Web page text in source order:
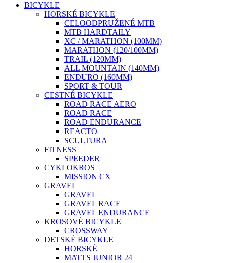
BICYKLE
HORSKÉ BICYKLE
CELOODPRUŽENÉ MTB
MTB HARDTAILY
XC / MARATHON (100MM)
MARATHON (120/100MM)
TRAIL (120MM)
ALL MOUNTAIN (140MM)
ENDURO (160MM)
SPORT & TOUR
CESTNÉ BICYKLE
ROAD RACE AERO
ROAD RACE
ROAD ENDURANCE
REACTO
SCULTURA
FITNESS
SPEEDER
CYKLOKROS
MISSION CX
GRAVEL
GRAVEL
GRAVEL RACE
GRAVEL ENDURANCE
KROSOVÉ BICYKLE
CROSSWAY
DETSKÉ BICYKLE
HORSKÉ
MATTS JUNIOR 24